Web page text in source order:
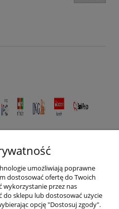
umożliwiają poprawne
dostosować ofertę do Twoich
wykorzystanie przez nas
do sklepu lub dostosować użycie
opcję "Dostosuj zgody".